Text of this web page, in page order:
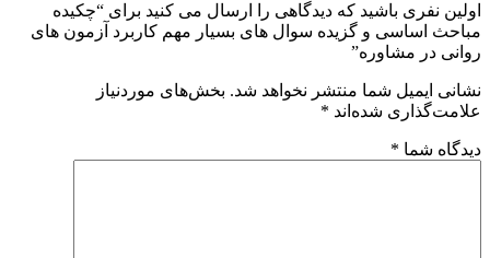
اولین نفری باشید که دیدگاهی را ارسال می کنید برای “چکیده
مباحث اساسی و گزیده سوال های بسیار مهم کاربرد آزمون های
روانی در مشاوره”
نشانی ایمیل شما منتشر نخواهد شد. بخش‌های موردنیاز
علامت‌گذاری شده‌اند *
دیدگاه شما *